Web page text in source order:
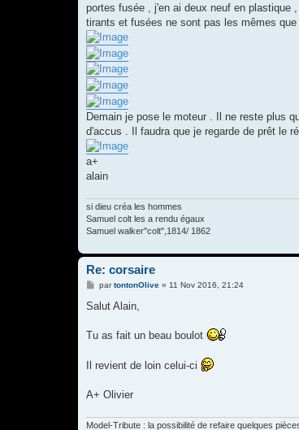
portes fusée , j'en ai deux neuf en plastique
tirants et fusées ne sont pas les mêmes
Demain je pose le moteur . Il ne reste plus
d'accus . Il faudra que je regarde de prêt le
a+
alain
si dieu créa les hommes
Samuel colt les a rendu égaux
Samuel walker"colt",1814/ 1862
Re: corsaire
M
s
g
partontonOlive» 11 Nov 2016, 21:24
Salut Alain,
Tu as fait un beau boulot
Il revient de loin celui-ci
A+ Olivier
Model-Tribute : la possibilité de refaire quelques